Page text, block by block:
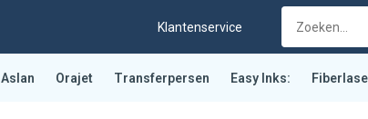
Klantenservice
Aslan Orajet Transferpersen Easy Inks: